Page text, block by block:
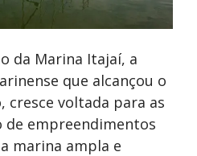
da Marina Itajaí, a
que alcançou o
cresce voltada para as
de empreendimentos
marina ampla e